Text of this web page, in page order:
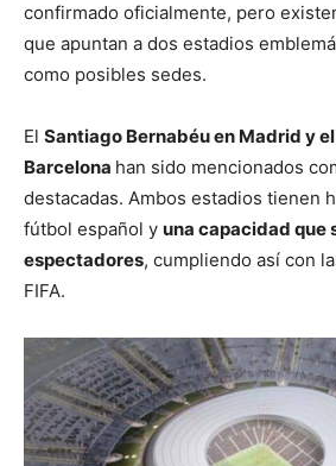
confirmado oficialmente, pero
que apuntan a dos estadios
como posibles sedes.
El Santiago Bernabéu en Madrid y
Barcelona han sido mencionados
destacadas. Ambos estadios tienen
fútbol español y una capacidad que
espectadores, cumpliendo así con
FIFA.